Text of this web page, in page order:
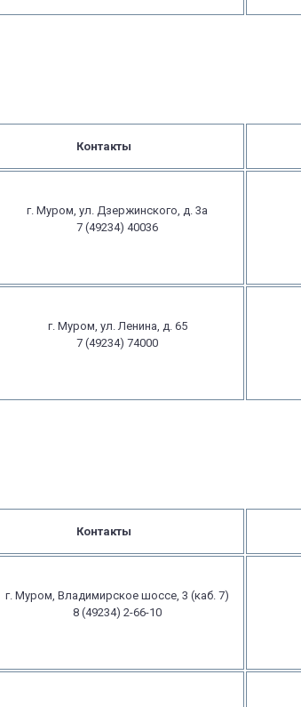
Контакты
г. Муром, ул. Дзержинского, д. 3а
7 (49234) 40036
г. Муром, ул. Ленина, д. 65
7 (49234) 74000
Контакты
г. Муром, Владимирское шоссе, 3 (каб. 7)
8 (49234) 2-66-10